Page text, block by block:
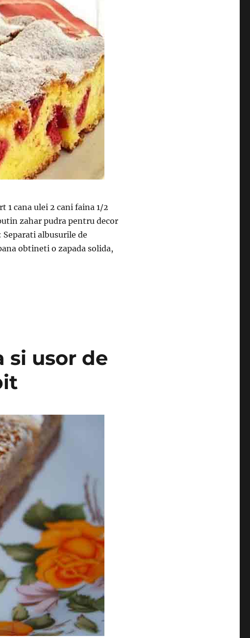
1 cana ulei 2 cani faina 1/2
zahar pudra pentru decor
Separati albusurile de
obtineti o zapada solida,
Blat pufos si fructe delicioase – O prajitura de nota 10+”
si usor de